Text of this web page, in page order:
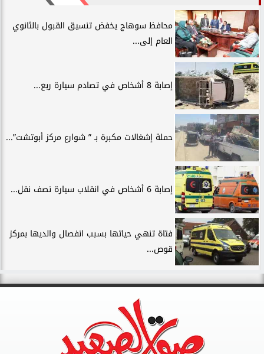
محافظ سوهاج يخفض تنسيق القبول بالثانوي
العام إلى...
إصابة 8 أشخاص في تصادم سيارة ربع...
حملة إشغالات مكبرة بـ ” شوارع مركز أبوتشت”...
إصابة 6 أشخاص في انقلاب سيارة نصف نقل...
فتاة تنهي حياتها بسبب انفصال والديها بمركز
قوص...